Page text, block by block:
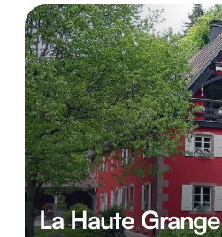
La Haute Grange